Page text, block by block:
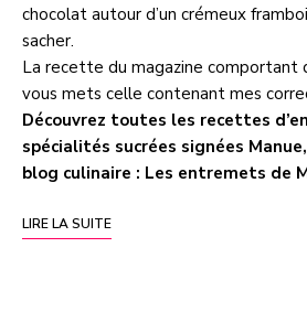
chocolat autour d’un crémeux
sacher.
La recette du magazine comportant
vous mets celle contenant mes
Découvrez toutes les recettes
spécialités sucrées signées
blog culinaire : Les entremets de
LIRE LA SUITE